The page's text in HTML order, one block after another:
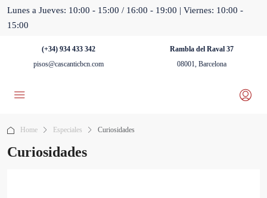
Lunes a Jueves: 10:00 - 15:00 / 16:00 - 19:00 | Viernes: 10:00 -
15:00
(+34) 934 433 342
pisos@cascanticbcn.com
Rambla del Raval 37
08001, Barcelona
Home Especiales Curiosidades
Curiosidades